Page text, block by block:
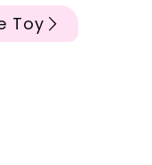
Toy